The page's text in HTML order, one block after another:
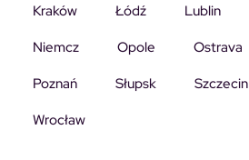
Kraków
Łódź Lublin
Niemcz
Opole Ostrava
Poznań
Słupsk Szczecin
Wrocław